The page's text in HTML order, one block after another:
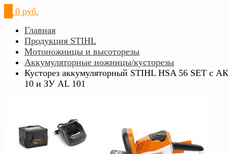
0 руб.
Главная
Продукция STIHL
Мотоножницы и высоторезы
Аккумуляторные ножницы/кусторезы
Кусторез аккумуляторный STIHL HSA 56 SET с
10 и ЗУ AL 101